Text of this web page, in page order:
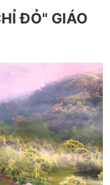
ĐỎ" GIÁO